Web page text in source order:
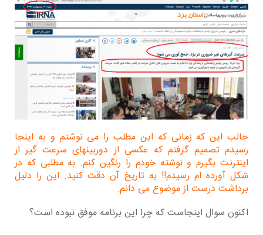
جالب این که زمانی که این مطلب را می نوشتم و به اینجا
رسیدم تصمیم گرفتم که عکسی از دوربینهای سرعت گیر از
اینترنت بگیرم و نوشته خودم را رنگین کنم. به مطلبی که در
شکل آورده ام رسیدم!! به تاریخ آن دقت کنید. این را دلیل
برداشت درست از موضوع می دانم.
اکنون سوال اینجاست که چرا این برنامه موفق نبوده است؟